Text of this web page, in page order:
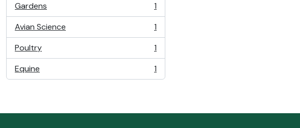
Gardens
, 1 resultados
1
Avian Science
, 1 resultados
1
Poultry
, 1 resultados
1
Equine
, 1 resultados 1